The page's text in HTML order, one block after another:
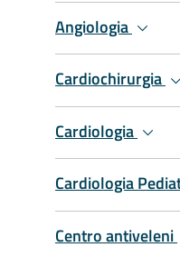
Angiologia
Cardiochirurgia
Cardiologia
Cardiologia
Centro antiveleni